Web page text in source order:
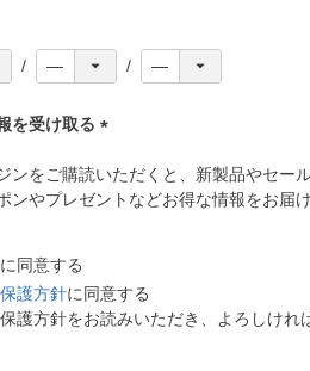
を受け取る
必
須
ンをご購読いただくと、新製品やセー
ンやプレゼントなどお得な情報をお届け
に同意する
護方針に同意する
護方針をお読みいただき、よろしけれ